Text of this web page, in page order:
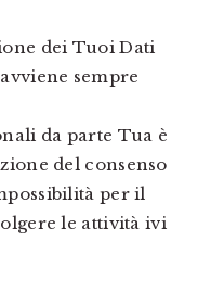
dei Tuoi Dati
sempre
da parte Tua è
del consenso
per il
le attività ivi